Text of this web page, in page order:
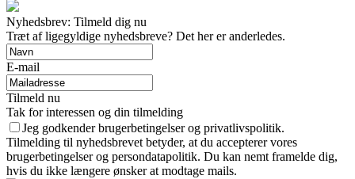
Nyhedsbrev: Tilmeld dig nu
Træt af ligegyldige nyhedsbreve? Det her er anderledes.
E-mail
Tilmeld nu
Tak for interessen og din tilmelding
Jeg godkender brugerbetingelser og privatlivspolitik.
Tilmelding til nyhedsbrevet betyder, at du accepterer vores
brugerbetingelser og persondatapolitik. Du kan nemt framelde dig,
hvis du ikke længere ønsker at modtage mails.